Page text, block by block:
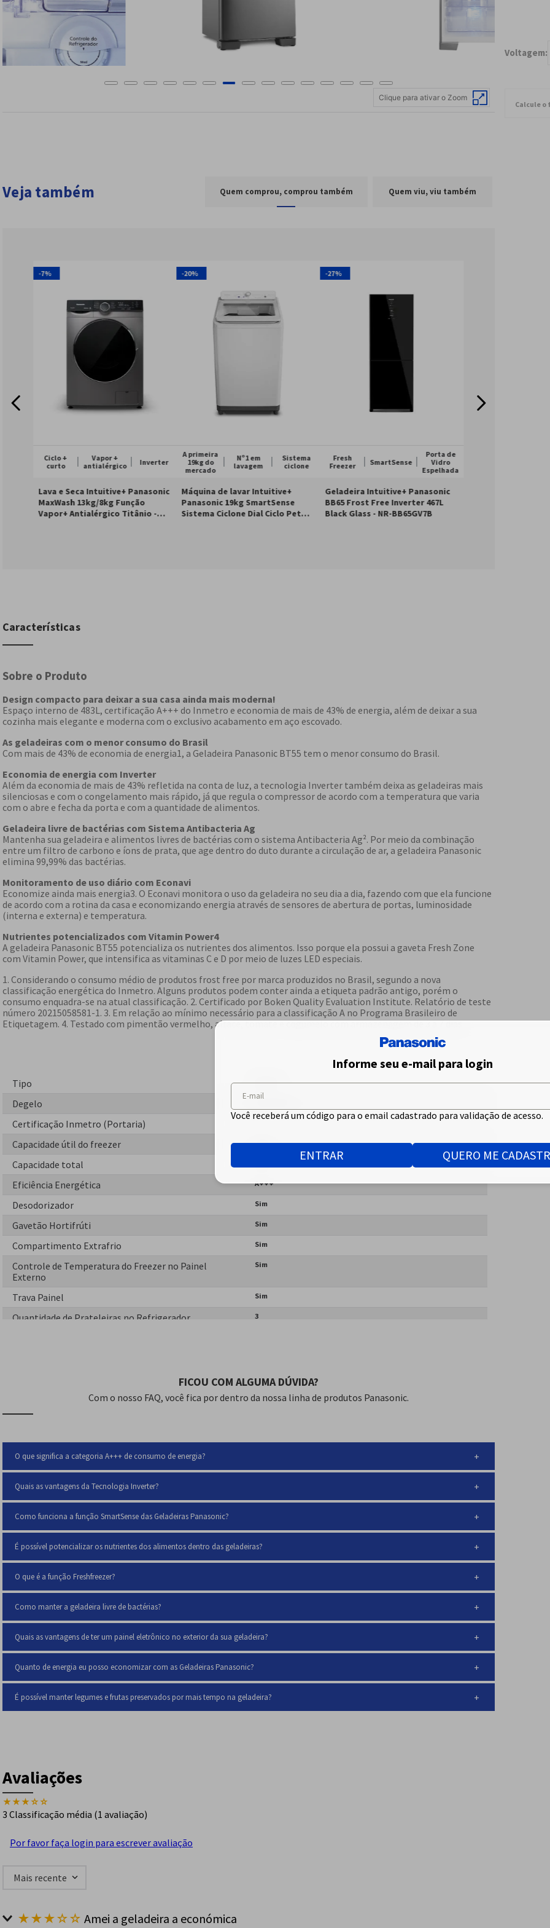
Informe seu e-mail para login
E-mail
Você receberá um código para o email cadastrado para validação de acesso.
ENTRAR QUERO ME
Clique para ativar o Zoom
Veja também Quem comprou, comprou também Quem viu, viu também
-7%
127v 220v
Ciclo +
curto
Vapor +
antialérgico
Inverter
Lava e Seca Intuitive+ Panasonic
MaxWash 13kg/8kg Função
Vapor+ Antialérgico Titânio -
-20%
127v 220v
A primeira
19kg do
mercado
Nº1 em
lavagem
Sistema
ciclone
Máquina de lavar Intuitive+
Panasonic 19kg SmartSense
Sistema Ciclone Dial Ciclo Pet
-27%
220v Bivolt
Fresh
Freezer
SmartSense
Porta de
Vidro
Espelhada
Geladeira Intuitive+ Panasonic
BB65 Frost Free Inverter 467L
Black Glass - NR-BB65GV7B
Características
Sobre o Produto
Design compacto para deixar a sua casa ainda mais moderna!
Espaço interno de 483L, certificação A+++ do Inmetro e economia de mais de 43% de energia, além de deixar a sua
cozinha mais elegante e moderna com o exclusivo acabamento em aço escovado.
As geladeiras com o menor consumo do Brasil
Com mais de 43% de economia de energia1, a Geladeira Panasonic BT55 tem o menor consumo do Brasil.
Economia de energia com Inverter
Além da economia de mais de 43% refletida na conta de luz, a tecnologia Inverter também deixa as geladeiras mais
silenciosas e com o congelamento mais rápido, já que regula o compressor de acordo com a temperatura que varia
com o abre e fecha da porta e com a quantidade de alimentos.
Geladeira livre de bactérias com Sistema Antibacteria Ag
Mantenha sua geladeira e alimentos livres de bactérias com o sistema Antibacteria Ag². Por meio da combinação
entre um filtro de carbono e íons de prata, que age dentro do duto durante a circulação de ar, a geladeira Panasonic
elimina 99,99% das bactérias.
Monitoramento de uso diário com Econavi
Economize ainda mais energia3. O Econavi monitora o uso da geladeira no seu dia a dia, fazendo com que ela funcione
de acordo com a rotina da casa e economizando energia através de sensores de abertura de portas, luminosidade
(interna e externa) e temperatura.
Nutrientes potencializados com Vitamin Power4
A geladeira Panasonic BT55 potencializa os nutrientes dos alimentos. Isso porque ela possui a gaveta Fresh Zone
com Vitamin Power, que intensifica as vitaminas C e D por meio de luzes LED especiais.
1. Considerando o consumo médio de produtos frost free por marca produzidos no Brasil, segundo a nova
classificação energética do Inmetro. Alguns produtos podem conter ainda a etiqueta padrão antigo, porém o
consumo enquadra-se na atual classificação. 2. Certificado por Boken Quality Evaluation Institute. Relatório de teste
número 20215058581-1. 3. Em relação ao mínimo necessário para a classificação A no Programa Brasileiro de
Etiquetagem. 4. Testado com pimentão vermelho, alface, tomate e cogumelo com armazenagem de 3 a 7 dias.
Tipo Duplex
Degelo
Certificação Inmetro (Portaria)
Capacidade útil do freezer 115 L
Capacidade total
Eficiência Energética A+++
Desodorizador Sim
Gavetão Hortifrúti Sim
Compartimento Extrafrio Sim
Controle de Temperatura do Freezer no Painel
Externo
Sim
Trava Painel Sim
Quantidade de Prateleiras no Refrigerador 3
Sim
Quantidade de Gavetas no Refrigerador 2
Material
Quantidade de Prateleiras na Porta do Refrigerador
Peso com embalagem
Garantia 12 meses
Iluminação
Consumo de energia
Quantidade de Portas 2
Inverter
SmartSense/Econavi
Vitamin Power/Vitamin Safe Sim
Recursos Tecnologia inverter
Antibacteria Ag
Peso 70 kg
FICOU COM ALGUMA DÚVIDA?
Com o nosso FAQ, você fica por dentro da nossa linha de produtos Panasonic.
O que significa a categoria A+++ de consumo de energia?
Quais as vantagens da Tecnologia Inverter?
Como funciona a função SmartSense das Geladeiras Panasonic?
É possível potencializar os nutrientes dos alimentos dentro das geladeiras?
O que é a função Freshfreezer?
Como manter a geladeira livre de bactérias?
Quais as vantagens de ter um painel eletrônico no exterior da sua geladeira?
Quanto de energia eu posso economizar com as Geladeiras Panasonic?
É possível manter legumes e frutas preservados por mais tempo na geladeira?
Avaliações
★ ★ ★ ☆ ☆
3 Classificação média (1 avaliação)
Por favor faça login para escrever avaliação
Mais recente
★★★☆☆ Amei a geladeira a económica